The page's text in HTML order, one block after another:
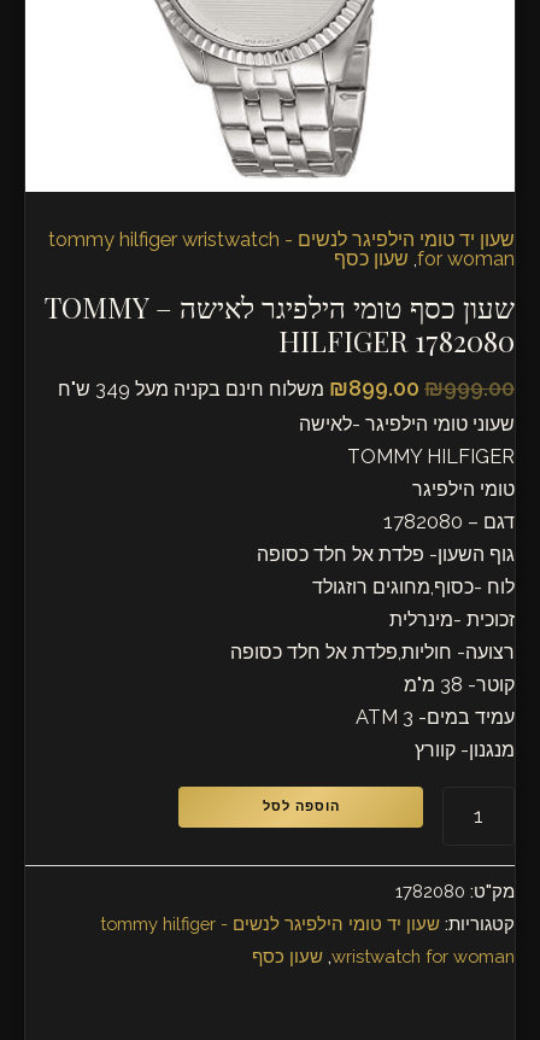
שעון יד טומי הילפיגר לנשים - tommy hilfiger wristwatch
for woman
,שעון כסף
שעון כסף טומי הילפיגר לאישה – TOMMY
HILFIGER 1782080
₪999.00
₪899.00
משלוח חינם בקניה מעל 349 ש"ח
שעוני טומי הילפיגר -לאישה
TOMMY HILFIGER
טומי הילפיגר
דגם – 1782080
גוף השעון- פלדת אל חלד כסופה
לוח -כסוף,מחוגים רוזגולד
זכוכית -מינרלית
רצועה- חוליות,פלדת אל חלד כסופה
קוטר- 38 מ"מ
עמיד במים- 3 ATM
מנגנון- קוורץ
הוספה לסל
מק"ט:1782080
קטגוריות:
שעון יד טומי הילפיגר לנשים - tommy hilfiger
wristwatch for woman
,שעון כסף